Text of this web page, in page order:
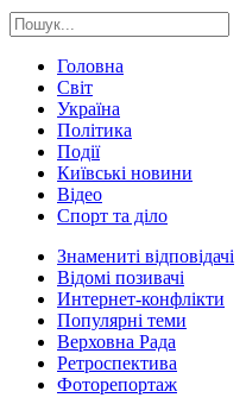
Головна
Світ
Україна
Політика
Події
Київські новини
Відео
Спорт та діло
Знамениті відповідачі
Відомі позивачі
Интернет-конфлікти
Популярні теми
Верховна Рада
Ретроспектива
Фоторепортаж